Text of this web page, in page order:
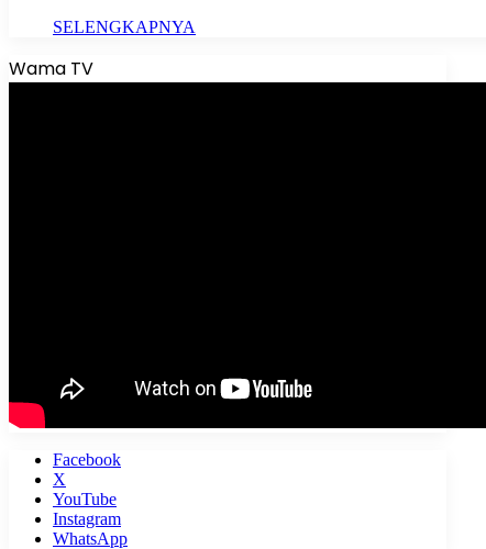
SELENGKAPNYA
Wama TV
Facebook
X
YouTube
Instagram
WhatsApp